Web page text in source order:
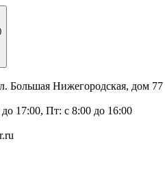
Большая Нижегородская, дом 77
17:00, Пт: с 8:00 до 16:00